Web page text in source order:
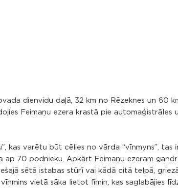
dienvidu daļā, 32 km no Rēzeknes un 60
Feimaņu ezera krastā pie automaģistrāles
kas varētu būt cēlies no vārda “vīnmyns”, tas
ap 70 podnieku. Apkārt Feimaņu ezeram
sētā istabas stūrī vai kādā citā telpā,
vietā sāka lietot fimin, kas saglabājies